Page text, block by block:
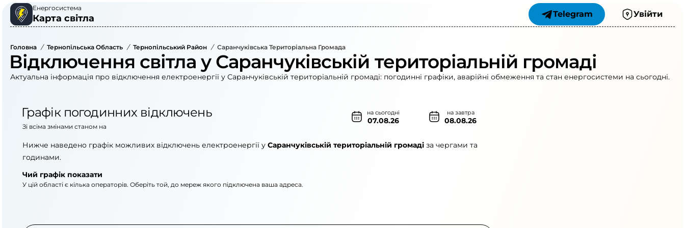
Енергосистема
Карта світла Telegram Увійти
Головна / Тернопільська Область / Тернопільський Район / Саранчуківська Територіальна Громада
Відключення світла у Саранчуківській територіальній громаді
Актуальна інформація про відключення електроенергії у Саранчуківській територіальній громаді: погодинні графіки, аварійні обмеження та стан енергосистеми на сьогодні.
Графік погодинних відключень на сьогодні
07.08.26
на завтра
08.08.26
Зі всіма змінами станом на
Нижче наведено графік можливих відключень електроенергії у Саранчуківській територіальній громаді за чергами та
годинами.
Чий графік показати
У цій області є кілька операторів. Оберіть той, до мереж якого підключена ваша адреса.